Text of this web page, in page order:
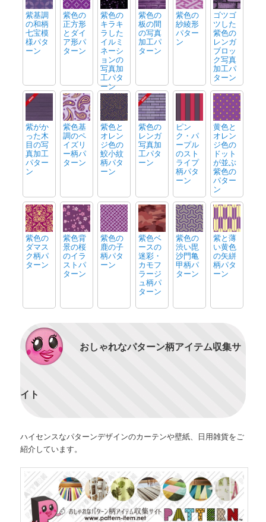
紫基調
の和柄
七宝模
様パタ
ーン
紫色の
正方形
とダイ
ア形パ
ターン
紫色の
キラキ
ラした
イルミ
ネーシ
ョンの
写真加
工パタ
ーン
紫色の
板の間
の写真
加工パ
ターン
紫色の
紗綾形
パター
ン
ゴツゴ
ツした
紫色の
レンガ
ブロッ
ク写真
加工パ
ターン
紫がか
った木
目の写
真加工
パター
ン
紫色基
調のペ
イズリ
ー柄パ
ターン
紫色と
オレン
ジ色の
鮫小紋
柄パタ
ーン
紫色の
レンガ
写真加
工パタ
ーン
ピン
ク・パ
ープル
のスト
ライプ
柄パタ
ーン
黄色と
オレン
ジ色の
ドット
が並ぶ
紫色の
パター
ン
紫色の
ダマス
ク柄パ
ターン
紫色背
景の桜
のイラ
ストパ
ターン
紫色の
鹿の子
柄パタ
ーン
紫色ベ
ースの
迷彩・
カモフ
ラージ
ュ柄パ
ターン
紫色の
渋い毘
沙門亀
甲柄パ
ターン
紫と薄
い黄色
の矢絣
柄パタ
ーン
おしゃれなパターン柄アイテム収集サ
イト
ハイセンスなパターンデザインのカーテンや壁紙、日用雑貨をご
紹介しています。